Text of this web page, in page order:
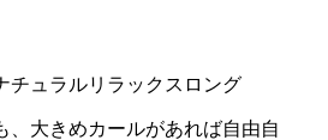
チュラルリラックスロング
、大きめカールがあれば自由自